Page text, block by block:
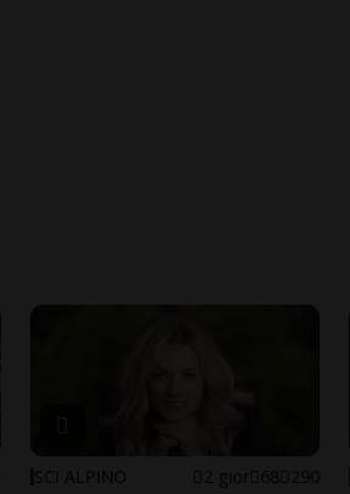
SCI ALPINO 2 gior 68 290